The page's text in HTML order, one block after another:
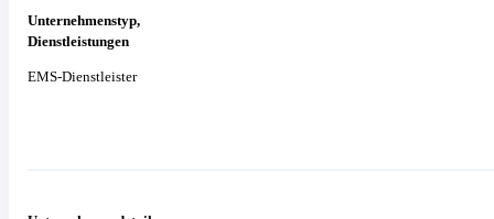
Unternehmenstyp,
Dienstleistungen
EMS-Dienstleister